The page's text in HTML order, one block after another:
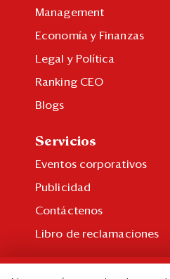
Management
Economía y Finanzas
Legal y Política
Ranking CEO
Blogs
Servicios
Eventos corporativos
Publicidad
Contáctenos
Libro de reclamaciones